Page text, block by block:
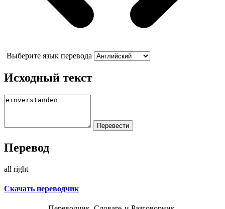
Выберите язык перевода
Исходный текст
Перевод
all right
Скачать переводчик